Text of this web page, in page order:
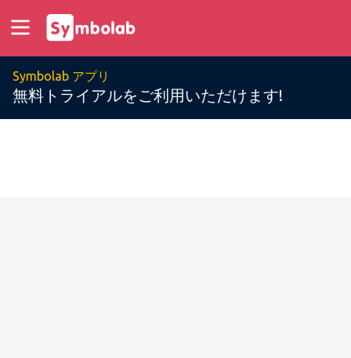
Symbolab アプリ
無料トライアルをご利用いただけます!